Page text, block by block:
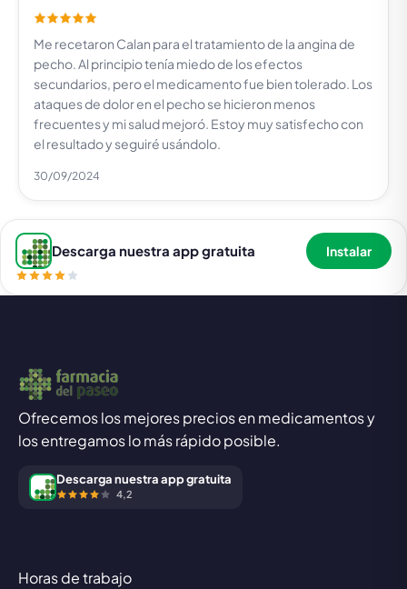
Me recetaron Calan para el tratamiento de la angina de
pecho. Al principio tenía miedo de los efectos
secundarios, pero el medicamento fue bien tolerado. Los
ataques de dolor en el pecho se hicieron menos
frecuentes y mi salud mejoró. Estoy muy satisfecho con
el resultado y seguiré usándolo.
30/09/2024
Descarga nuestra app gratuita Instalar
Ofrecemos los mejores precios en medicamentos y
los entregamos lo más rápido posible.
Descarga nuestra app gratuita
4,2
Horas de trabajo